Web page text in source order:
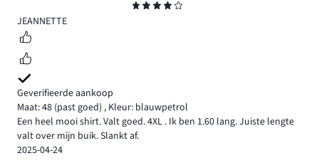
4
JEANNETTE
Geverifieerde aankoop
Maat: 48 (past goed) , Kleur: blauwpetrol
Een heel mooi shirt. Valt goed. 4XL . Ik ben 1.60 lang. Juiste lengte
valt over mijn buik. Slankt af.
2025-04-24